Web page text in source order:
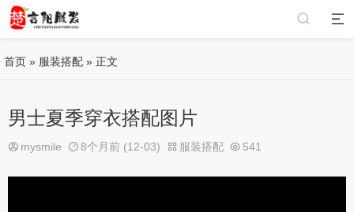
首页 » 服装搭配 » 正文
男士夏季穿衣搭配图片
mysmile 8个月前 (12-03) 服装搭配 541